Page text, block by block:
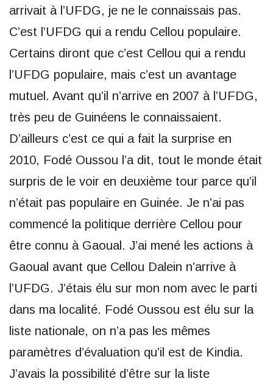
arrivait à l’UFDG, je ne le connaissais pas.
C’est l’UFDG qui a rendu Cellou populaire.
Certains diront que c’est Cellou qui a rendu
l’UFDG populaire, mais c’est un avantage
mutuel. Avant qu’il n’arrive en 2007 à l’UFDG,
très peu de Guinéens le connaissaient.
D’ailleurs c’est ce qui a fait la surprise en
2010, Fodé Oussou l’a dit, tout le monde était
surpris de le voir en deuxième tour parce qu’il
n’était pas populaire en Guinée. Je n’ai pas
commencé la politique derrière Cellou pour
être connu à Gaoual. J’ai mené les actions à
Gaoual avant que Cellou Dalein n’arrive à
l’UFDG. J’étais élu sur mon nom avec le parti
dans ma localité. Fodé Oussou est élu sur la
liste nationale, on n’a pas les mêmes
paramètres d’évaluation qu’il est de Kindia.
J’avais la possibilité d’être sur la liste